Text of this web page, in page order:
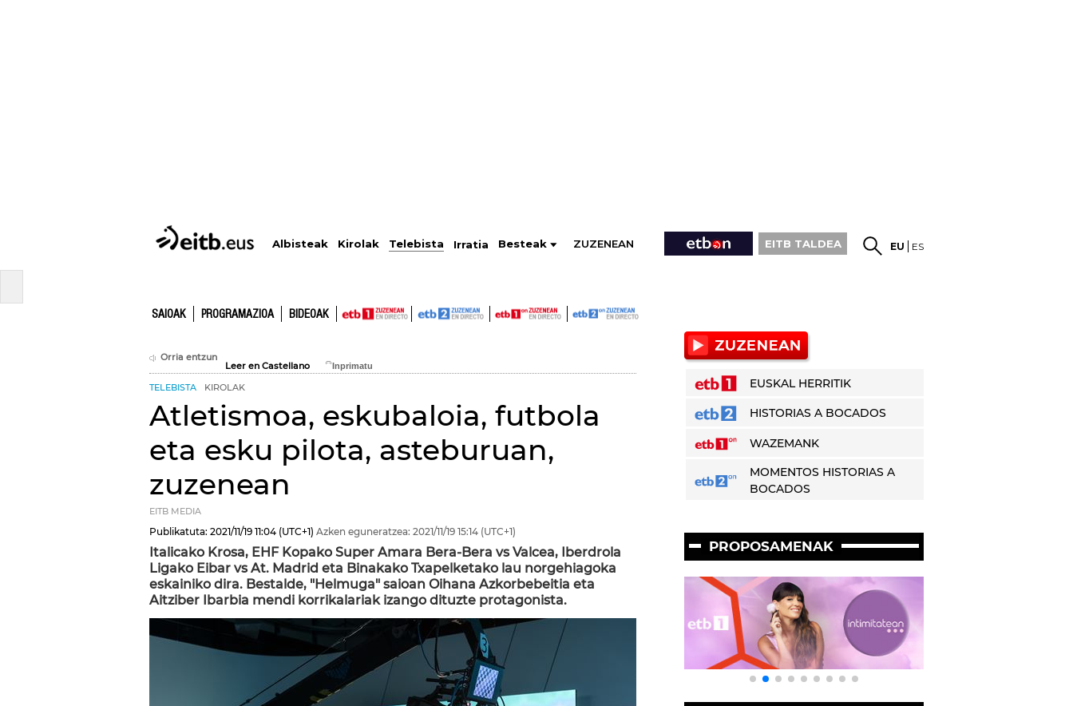
Albisteak Kirolak Telebista Irratia Besteak ZUZENEAN EITB TALDEA EU ES
SAIOAK PROGRAMAZIOA BIDEOAK
Orria entzun
Leer en Castellano
TELEBISTA KIROLAK
Atletismoa, eskubaloia, futbola
eta esku pilota, asteburuan,
zuzenean
EITB MEDIA
Publikatuta: 2021/11/19 11:04 (UTC+1) Azken eguneratzea: 2021/11/19 15:14 (UTC+1)
Italicako Krosa, EHF Kopako Super Amara Bera-Bera vs Valcea, Iberdrola
Ligako Eibar vs At. Madrid eta Binakako Txapelketako lau norgehiagoka
eskainiko dira. Bestalde, "Helmuga" saioan Oihana Azkorbebeitia eta
Aitziber Ibarbia mendi korrikalariak izango dituzte protagonista.
EUSKAL HERRITIK
HISTORIAS A BOCADOS
WAZEMANK
MOMENTOS HISTORIAS A
BOCADOS
PROPOSAMENAK